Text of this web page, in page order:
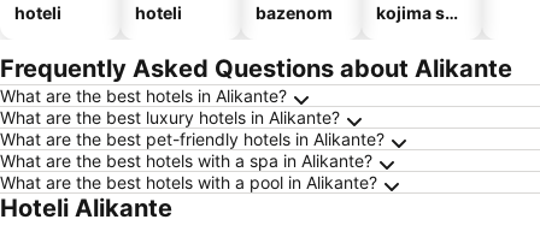
hoteli
hoteli
bazenom
kojima su
kućni
ljubimci
Frequently Asked Questions about Alikante
What are the best hotels in Alikante?
What are the best luxury hotels in Alikante?
What are the best pet-friendly hotels in Alikante?
What are the best hotels with a spa in Alikante?
What are the best hotels with a pool in Alikante?
Hoteli Alikante